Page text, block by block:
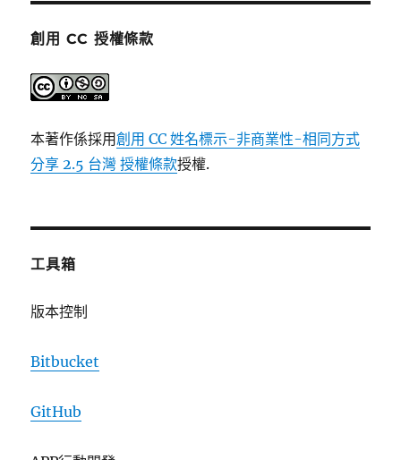
創用 CC 授權條款
本著作係採用創用 CC 姓名標示-非商業性-相同方式
分享 2.5 台灣 授權條款授權.
工具箱
版本控制
Bitbucket
GitHub